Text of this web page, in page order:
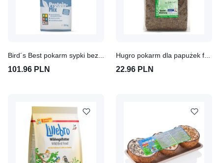
101.96 PLN 22.96 PLN